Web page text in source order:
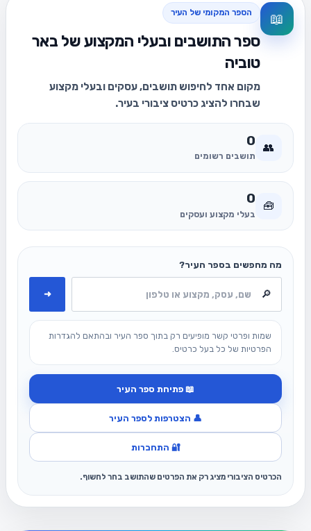
📖 הספר המקומי של העיר
ספר התושבים ובעלי המקצוע של באר
טוביה
מקום אחד לחיפוש תושבים, עסקים ובעלי מקצוע
שבחרו להציג כרטיס ציבורי בעיר.
👥
0
תושבים רשומים
🧰
0
בעלי מקצוע ועסקים
מה מחפשים בספר העיר?
➜
שמות ופרטי קשר מופיעים רק בתוך ספר העיר ובהתאם להגדרות
הפרטיות של כל בעל כרטיס.
📖 פתיחת ספר העיר
👤 הצטרפות לספר העיר
🔐 התחברות
הכרטיס הציבורי מציג רק את הפרטים שהתושב בחר לחשוף.